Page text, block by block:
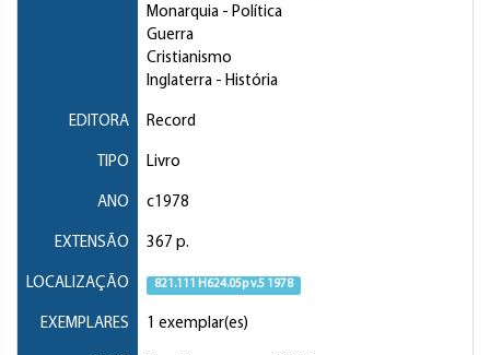
Monarquia - Política
Guerra
Cristianismo
Inglaterra - História
EDITORA Record
TIPO Livro
ANO c1978
EXTENSÃO 367 p.
LOCALIZAÇÃO 821.111 H624.05p v.5 1978
EXEMPLARES 1 exemplar(es)